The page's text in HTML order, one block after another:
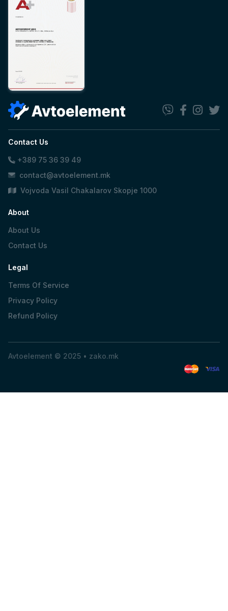
Contact Us
+389 75 36 39 49
contact@avtoelement.mk
Vojvoda Vasil Chakalarov Skopje 1000
About
About Us
Contact Us
Legal
Terms Of Service
Privacy Policy
Refund Policy
Avtoelement © 2025 • zako.mk